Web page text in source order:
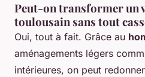
Peut-on transformer un
toulousain sans tout
Oui, tout à fait. Grâce au
aménagements légers
intérieures, on peut